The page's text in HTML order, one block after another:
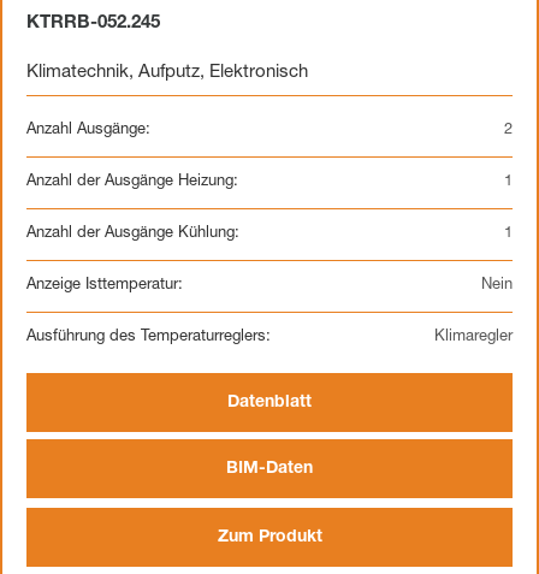
KTRRB-052.245
Klimatechnik, Aufputz, Elektronisch
Anzahl Ausgänge: 2
Anzahl der Ausgänge Heizung: 1
Anzahl der Ausgänge Kühlung: 1
Anzeige Isttemperatur: Nein
Ausführung des Temperaturreglers: Klimaregler
Datenblatt
BIM-Daten
Zum Produkt